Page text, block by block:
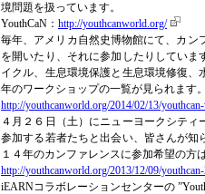
境問題を扱っています。
YouthCaN： http://youthcanworld.org/
毎年、アメリカ自然史博物館にて、カン
を開いたり、それに参加したりしてい
イクル、生息環境保護と生息環境修復
年のワークショップの一覧が見られます。
http://youthcanworld.org/2014/02/13/
４月２６日（土）にニューヨークシテ
参加する若者たちと出会い、皆さんが知
１４年のカンファレンスに参加希望の方
http://youthcanworld.org/2013/12/09/
iEARNコラボレーションセンターの